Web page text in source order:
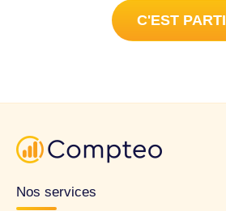
C'EST PARTI
Nos services